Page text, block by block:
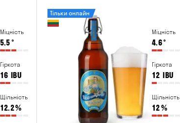
Міцність
5.5°
Гіркота
16 IBU
Щільність
12.2%
Міцність
4.6°
Гіркота
12 IBU
Щільність
12%
Тільки онлайн